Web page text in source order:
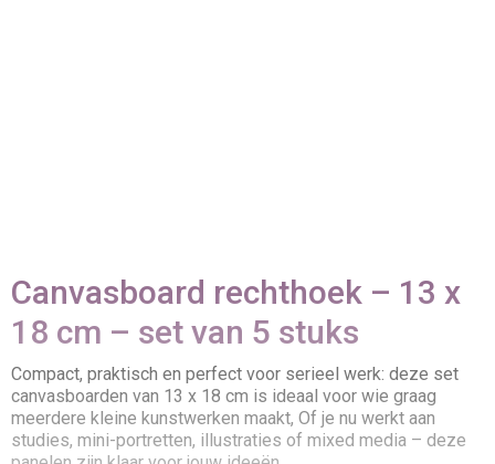
Canvasboard rechthoek – 13 x
18 cm – set van 5 stuks
Compact, praktisch en perfect voor serieel werk: deze set
canvasboarden van 13 x 18 cm is ideaal voor wie graag
meerdere kleine kunstwerken maakt, Of je nu werkt aan
studies, mini-portretten, illustraties of mixed media – deze